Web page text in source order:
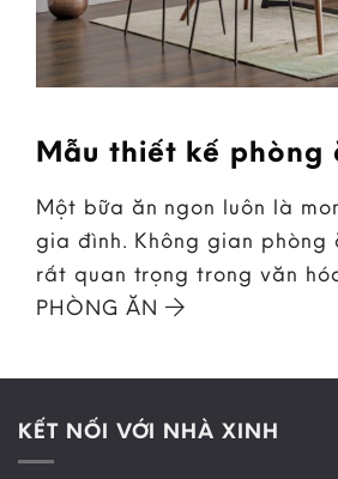
Mẫu thiết kế phòng
Một bữa ăn ngon luôn là
gia đình. Không gian
rất quan trọng trong văn
PHÒNG ĂN
KẾT NỐI VỚI NHÀ XINH